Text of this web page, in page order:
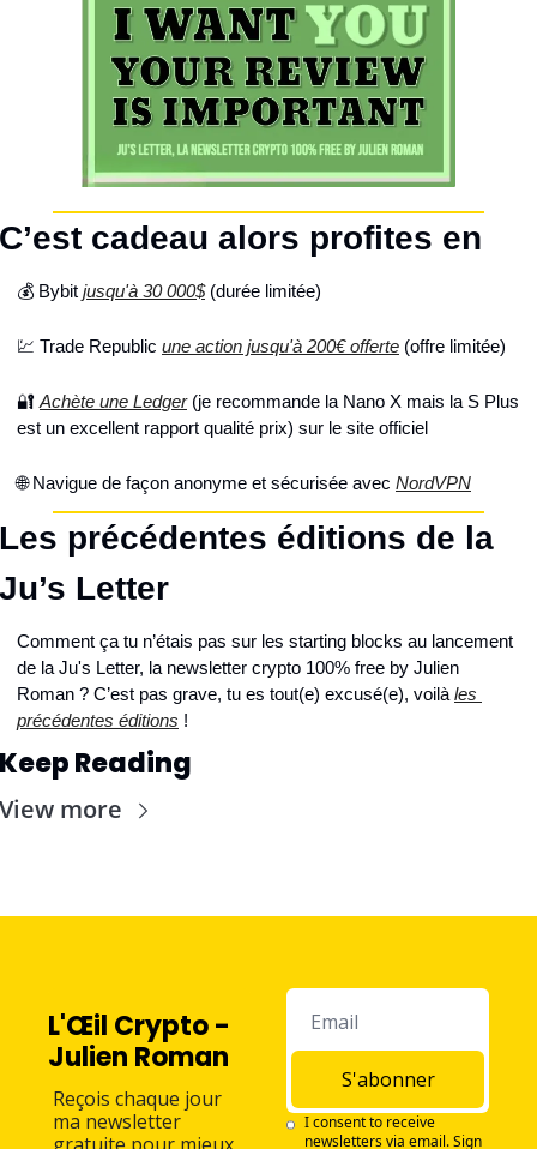
C’est cadeau alors profites en
💰 Bybit jusqu'à 30 000$ (durée limitée)
💹 Trade Republic une action jusqu'à 200€ offerte (offre limitée)
🔐 Achète une Ledger (je recommande la Nano X mais la S Plus
est un excellent rapport qualité prix) sur le site officiel
🌐 Navigue de façon anonyme et sécurisée avec NordVPN
Les précédentes éditions de la
Ju’s Letter
Comment ça tu n’étais pas sur les starting blocks au lancement
de la Ju's Letter, la newsletter crypto 100% free by Julien
Roman ? C’est pas grave, tu es tout(e) excusé(e), voilà les
précédentes éditions !
Keep Reading
View more
L'Œil Crypto -
Julien Roman
Reçois chaque jour
ma newsletter
S'abonner
I consent to receive
newsletters via email. Sign